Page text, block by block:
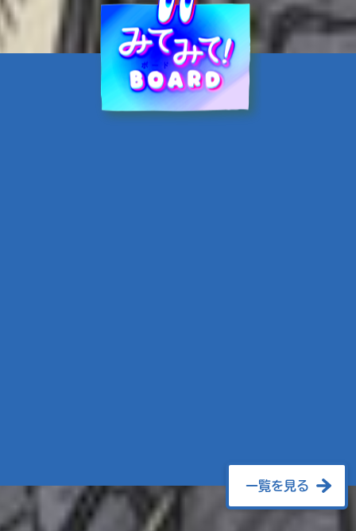
一覧を見る